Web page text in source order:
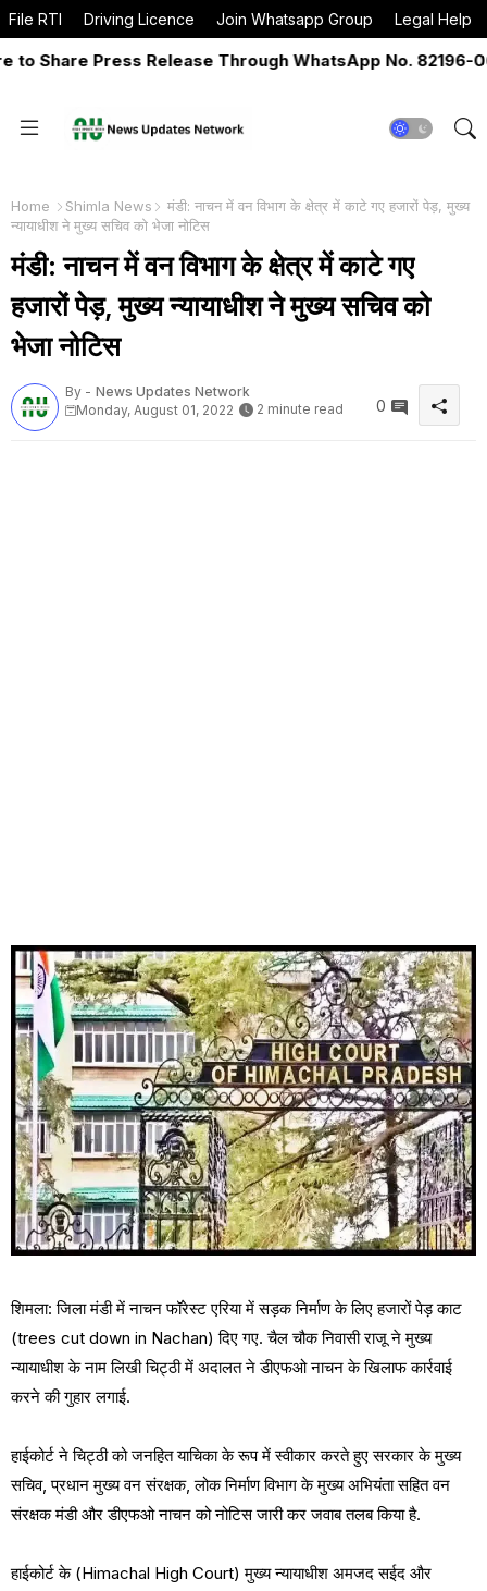
File RTI Driving Licence Join Whatsapp Group Legal Help
Press Release Through WhatsApp No. 82196-
Home Shimla News
मंडी: नाचन में वन विभाग के क्षेत्र में काटे गए हजारों पेड़, मुख्य
न्यायाधीश ने मुख्य सचिव को भेजा नोटिस
मंडी: नाचन में वन विभाग के क्षेत्र में काटे गए
हजारों पेड़, मुख्य न्यायाधीश ने मुख्य सचिव को
भेजा नोटिस
By - News Updates Network
Monday, August 01, 2022
2 minute read 0
शिमला: जिला मंडी में नाचन फॉरेस्ट एरिया में सड़क निर्माण के लिए हजारों पेड़ काट
(trees cut down in Nachan) दिए गए. चैल चौक निवासी राजू ने मुख्य
न्यायाधीश के नाम लिखी चिट्ठी में अदालत ने डीएफओ नाचन के खिलाफ कार्रवाई
करने की गुहार लगाई.
हाईकोर्ट ने चिट्ठी को जनहित याचिका के रूप में स्वीकार करते हुए सरकार के मुख्य
सचिव, प्रधान मुख्य वन संरक्षक, लोक निर्माण विभाग के मुख्य अभियंता सहित वन
संरक्षक मंडी और डीएफओ नाचन को नोटिस जारी कर जवाब तलब किया है.
हाईकोर्ट के (Himachal High Court) मुख्य न्यायाधीश अमजद सईद और